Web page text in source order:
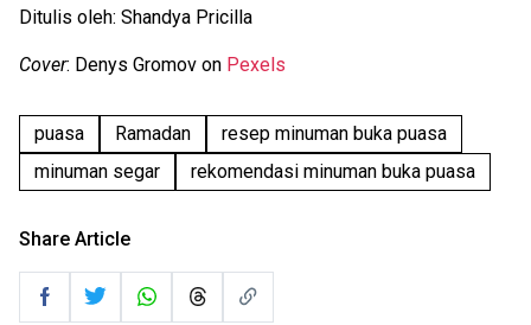
Ditulis oleh: Shandya Pricilla
Cover: Denys Gromov on Pexels
puasa Ramadan
resep minuman buka puasa
minuman segar
rekomendasi minuman buka puasa
Share Article